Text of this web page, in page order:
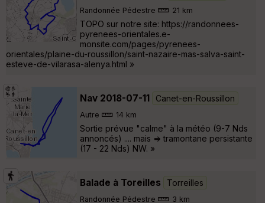
Randonnée Pédestre 21 km
TOPO sur notre site: https://randonnees-
pyrenees-orientales.e-
monsite.com/pages/pyrenees-
orientales/plaine-du-roussillon/saint-nazaire-mas-salva-saint-
esteve-de-vilarasa-alenya.html »
Nav 2018-07-11 Canet-en-Roussillon
Autre 14 km
Sortie prévue "calme" à la météo (9-7 Nds
annoncés) .... mais => tramontane persistante
(17 - 22 Nds) NW. »
Balade à Toreilles Torreilles
Randonnée Pédestre 3 km